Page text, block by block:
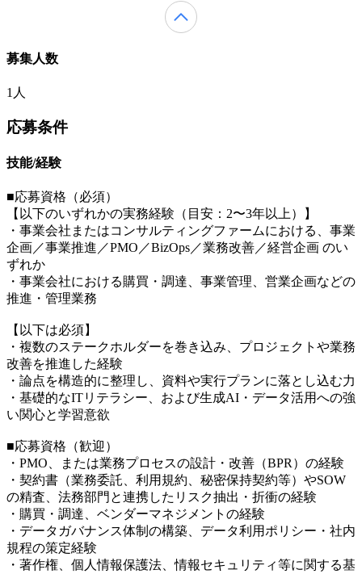
募集人数
1人
応募条件
技能/経験
■応募資格（必須）
【以下のいずれかの実務経験（目安：2〜3年以上）】
・事業会社またはコンサルティングファームにおける、事業
企画／事業推進／PMO／BizOps／業務改善／経営企画 のい
ずれか
・事業会社における購買・調達、事業管理、営業企画などの
推進・管理業務
【以下は必須】
・複数のステークホルダーを巻き込み、プロジェクトや業務
改善を推進した経験
・論点を構造的に整理し、資料や実行プランに落とし込む力
・基礎的なITリテラシー、および生成AI・データ活用への強
い関心と学習意欲
■応募資格（歓迎）
・PMO、または業務プロセスの設計・改善（BPR）の経験
・契約書（業務委託、利用規約、秘密保持契約等）やSOW
の精査、法務部門と連携したリスク抽出・折衝の経験
・購買・調達、ベンダーマネジメントの経験
・データガバナンス体制の構築、データ利用ポリシー・社内
規程の策定経験
・著作権、個人情報保護法、情報セキュリティ等に関する基